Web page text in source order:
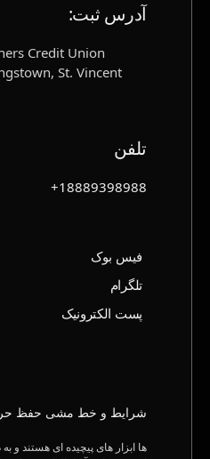
آدرس ثبت‌:
Credit Union
St. Vincent
تلفن
18889398988+
فیس بوک
تلگرام
پست الکترونیک
شرایط و خط‌ مشی حفظ
ها ابزار های پیچیده ای هستند و